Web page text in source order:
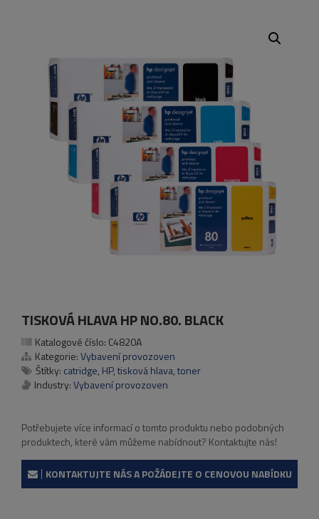
TISKOVÁ HLAVA HP NO.80. BLACK
Katalogové číslo: C4820A
Kategorie:Vybavení provozoven
Štítky: catridge, HP,tisková hlava,toner
Industry:Vybavení provozoven
Potřebujete více informací o tomto produktu nebo podobných
produktech, které vám můžeme nabídnout? Kontaktujte nás!
KONTAKTUJTE NÁS A POŽÁDEJTE O CENOVOU NABÍDKU